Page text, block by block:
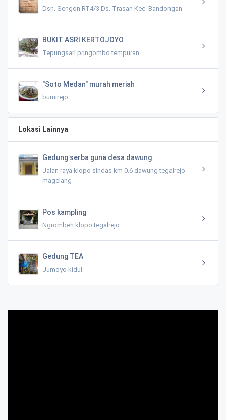
Dsn. Sengon RT4/3 Ds. Trasan Kec. Bandongan
BUKIT ASRI KERTOJOYO
Tepungsari pringombo tempuran
"Soto Medan" murah meriah
bumirejo
Lokasi Lainnya
Gedung serba guna desa dawung
Jalan raya klopo sindas km 0.6 dawung tegalrejo
magelang
Pos kampling
Ngrombeh klopo tegalrejo
Gedung TEA
Jumoyo kidul